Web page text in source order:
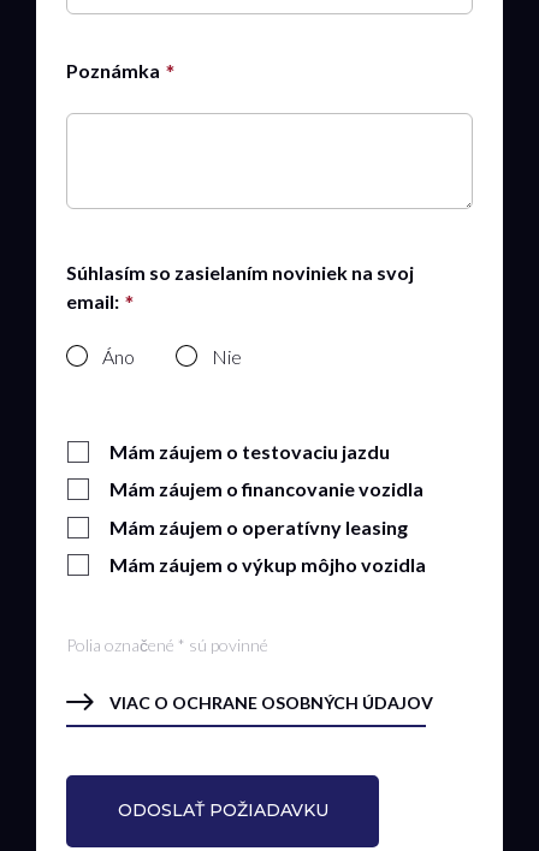
Poznámka
Súhlasím so zasielaním noviniek na svoj
email:
Áno Nie
Mám záujem o testovaciu jazdu
Mám záujem o financovanie vozidla
Mám záujem o operatívny leasing
Mám záujem o výkup môjho vozidla
Polia označené * sú povinné
VIAC O OCHRANE OSOBNÝCH ÚDAJOV